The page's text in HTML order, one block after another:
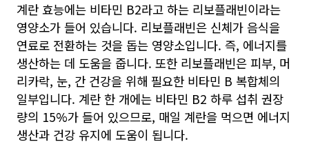
계란 효능에는 비타민 B2라고 하는 리보플래빈이라는
영양소가 들어 있습니다. 리보플래빈은 신체가 음식을
연료로 전환하는 것을 돕는 영양소입니다. 즉, 에너지를
생산하는 데 도움을 줍니다. 또한 리보플래빈은 피부, 머
리카락, 눈, 간 건강을 위해 필요한 비타민 B 복합체의
일부입니다. 계란 한 개에는 비타민 B2 하루 섭취 권장
량의 15%가 들어 있으므로, 매일 계란을 먹으면 에너지
생산과 건강 유지에 도움이 됩니다.